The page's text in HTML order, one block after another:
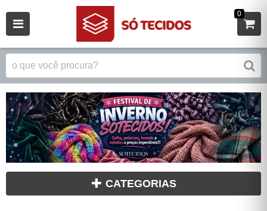
0
CATEGORIAS